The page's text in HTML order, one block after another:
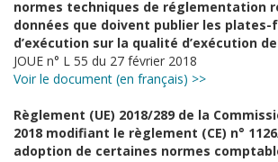
normes techniques de réglementation
données que doivent publier les plates-
d’exécution sur la qualité d’exécution
JOUE n° L 55 du 27 février 2018
Voir le document (en français) >>
Règlement (UE) 2018/289 de la
2018 modifiant le règlement (CE) n°
adoption de certaines normes